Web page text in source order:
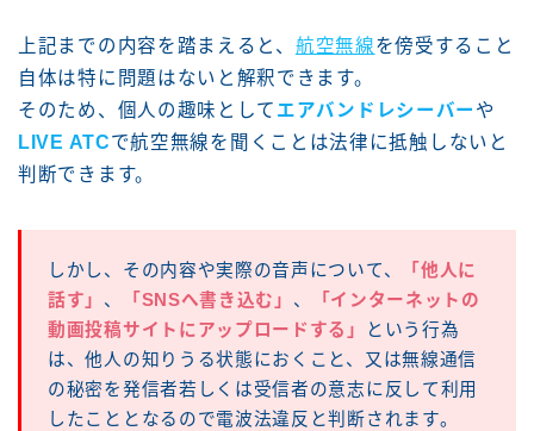
上記までの内容を踏まえると、 航空無線を傍受すること
自体は特に問題はないと解釈できます。
そのため、個人の趣味として エアバンドレシーバー や
LIVE ATCで航空無線を聞くことは法律に抵触しないと
判断できます。
しかし、その内容や実際の音声について、
「他人に
話す」 、 「SNSへ書き込む」 、
「インターネットの
動画投稿サイトにアップロードする」
という行為
は、他人の知りうる状態におくこと、又は無線通信
の秘密を発信者若しくは受信者の意志に反して利用
したこととなるので電波法違反と判断されます。